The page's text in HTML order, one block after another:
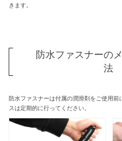
きます。
防水ファスナーの
法
防水ファスナーは付属の潤滑剤をご使用
スは定期的に行ってください。